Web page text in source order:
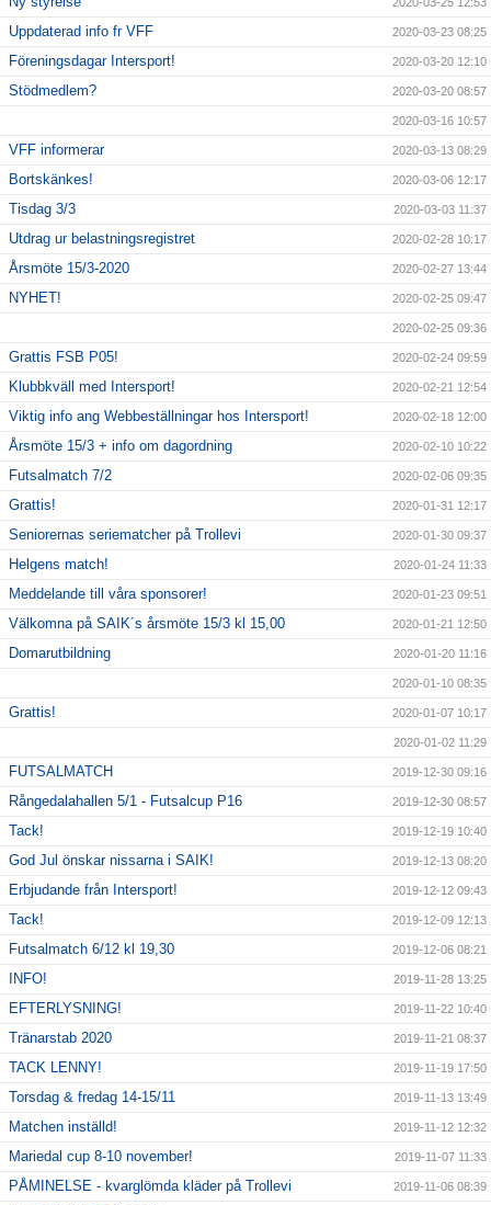
2020-03-25 12:53
Uppdaterad info fr VFF 2020-03-23 08:25
Föreningsdagar Intersport! 2020-03-20 12:10
Stödmedlem? 2020-03-20 08:57
2020-03-16 10:57
VFF informerar 2020-03-13 08:29
Bortskänkes! 2020-03-06 12:17
Tisdag 3/3 2020-03-03 11:37
Utdrag ur belastningsregistret 2020-02-28 10:17
Årsmöte 15/3-2020 2020-02-27 13:44
NYHET! 2020-02-25 09:47
2020-02-25 09:36
Grattis FSB P05! 2020-02-24 09:59
Klubbkväll med Intersport! 2020-02-21 12:54
Viktig info ang Webbeställningar hos Intersport! 2020-02-18 12:00
Årsmöte 15/3 + info om dagordning 2020-02-10 10:22
Futsalmatch 7/2 2020-02-06 09:35
Grattis! 2020-01-31 12:17
Seniorernas seriematcher på Trollevi 2020-01-30 09:37
Helgens match! 2020-01-24 11:33
Meddelande till våra sponsorer! 2020-01-23 09:51
Välkomna på SAIK´s årsmöte 15/3 kl 15,00 2020-01-21 12:50
Domarutbildning 2020-01-20 11:16
2020-01-10 08:35
Grattis! 2020-01-07 10:17
2020-01-02 11:29
FUTSALMATCH 2019-12-30 09:16
Rångedalahallen 5/1 - Futsalcup P16 2019-12-30 08:57
Tack! 2019-12-19 10:40
God Jul önskar nissarna i SAIK! 2019-12-13 08:20
Erbjudande från Intersport! 2019-12-12 09:43
Tack! 2019-12-09 12:13
Futsalmatch 6/12 kl 19,30 2019-12-06 08:21
INFO! 2019-11-28 13:25
EFTERLYSNING! 2019-11-22 10:40
Tränarstab 2020 2019-11-21 08:37
TACK LENNY! 2019-11-19 17:50
Torsdag & fredag 14-15/11 2019-11-13 13:49
Matchen inställd! 2019-11-12 12:32
Mariedal cup 8-10 november! 2019-11-07 11:33
PÅMINELSE - kvarglömda kläder på Trollevi 2019-11-06 08:39